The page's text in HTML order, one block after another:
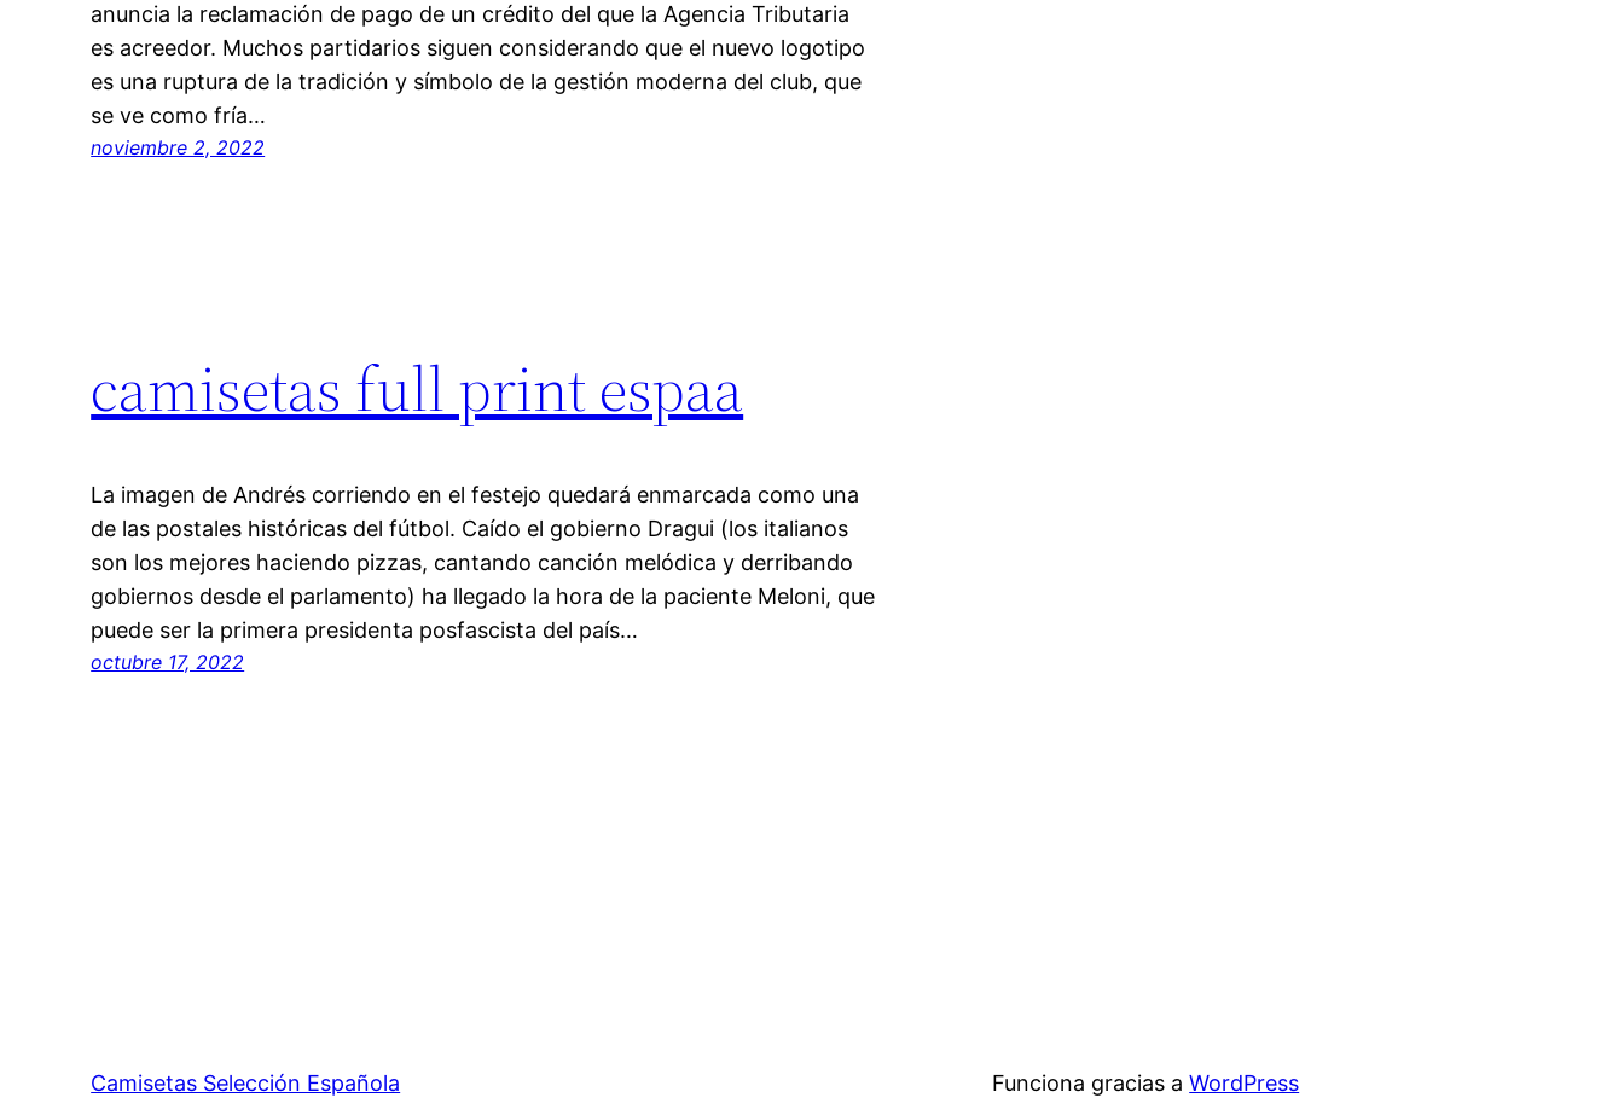
anuncia la reclamación de pago de un crédito del que la Agencia Tributaria
es acreedor. Muchos partidarios siguen considerando que el nuevo logotipo
es una ruptura de la tradición y símbolo de la gestión moderna del club, que
se ve como fría…
noviembre 2, 2022
camisetas full print espaa
La imagen de Andrés corriendo en el festejo quedará enmarcada como una
de las postales históricas del fútbol. Caído el gobierno Dragui (los italianos
son los mejores haciendo pizzas, cantando canción melódica y derribando
gobiernos desde el parlamento) ha llegado la hora de la paciente Meloni, que
puede ser la primera presidenta posfascista del país…
octubre 17, 2022
Camisetas Selección Española Funciona gracias aWordPress